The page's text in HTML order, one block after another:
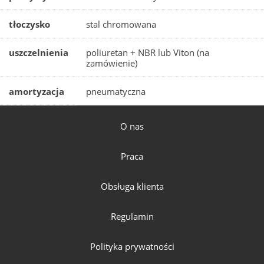
tłoczysko stal chromowana
uszczelnienia
poliuretan + NBR lub Viton (na
zamówienie)
amortyzacja pneumatyczna
O nas
Praca
Obsługa klienta
Regulamin
Polityka prywatności